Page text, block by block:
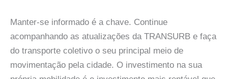
Manter-se informado é a chave. Continue
acompanhando as atualizações da TRANSURB e faça
do transporte coletivo o seu principal meio de
movimentação pela cidade. O investimento na sua